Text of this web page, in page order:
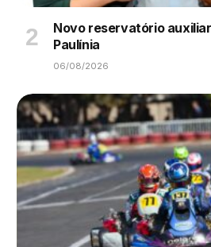
Novo reservatório
Paulínia
06/08/2026